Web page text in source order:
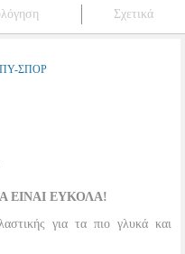
Σχετικά
ΣΠΟΡ
ΕΙΝΑΙ ΕΥΚΟΛΑ!
για τα πιο γλυκά και